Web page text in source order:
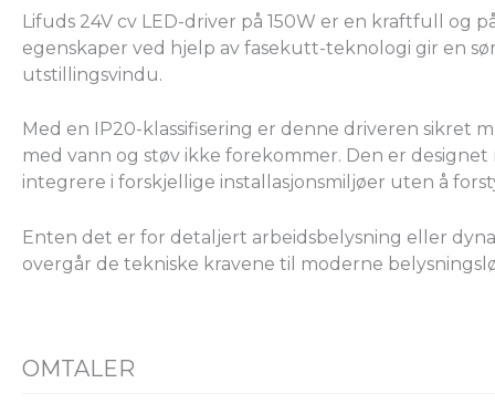
Lifuds 24V cv LED-driver på 150W er en kraftfull og
egenskaper ved hjelp av fasekutt-teknologi gir en
utstillingsvindu.
Med en IP20-klassifisering er denne driveren sikret
med vann og støv ikke forekommer. Den er
integrere i forskjellige installasjonsmiljøer uten å
Enten det er for detaljert arbeidsbelysning eller
overgår de tekniske kravene til moderne
OMTALER